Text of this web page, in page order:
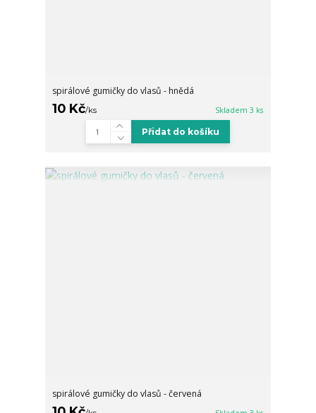
spirálové gumičky do vlasů - hnědá
10 Kč/ks Skladem 3 ks
Přidat do košíku
spirálové gumičky do vlasů - červená